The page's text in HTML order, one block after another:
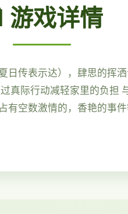
游戏详情
传表示达），肆思的挥
真际行动减轻家里的负担
空数激情的，香艳的事